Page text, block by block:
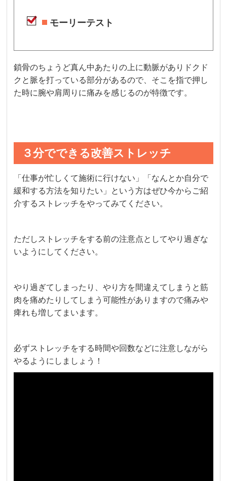
モーリーテスト
鎖骨のちょうど真ん中あたりの上に動脈がありドクド
クと脈を打っている部分があるので、そこを指で押し
た時に腕や肩周りに痛みを感じるのが特徴です。
３分でできる改善ストレッチ
「仕事が忙しくて施術に行けない」「なんとか自分で
緩和する方法を知りたい」という方はぜひ今からご紹
介するストレッチをやってみてください。
ただしストレッチをする前の注意点としてやり過ぎな
いようにしてください。
やり過ぎてしまったり、やり方を間違えてしまうと筋
肉を痛めたりしてしまう可能性がありますので痛みや
痺れも増してまいます。
必ずストレッチをする時間や回数などに注意しながら
やるようにしましょう！